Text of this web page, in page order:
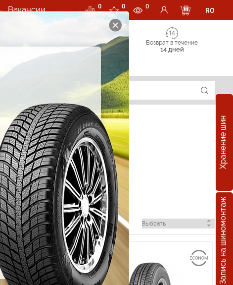
Вакансии 0 0 0
RO
Возврат в течение
14 дней
Хранение шин
Запись на шиномонтаж